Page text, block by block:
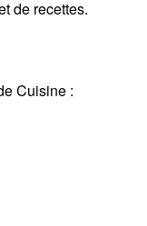
de recettes.
Cuisine :